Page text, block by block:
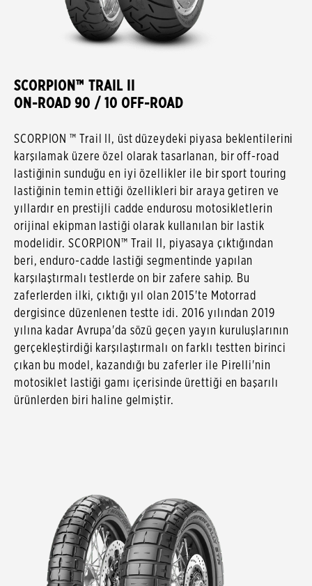
SCORPION™ TRAIL II
ON-ROAD 90 / 10 OFF-ROAD
SCORPION ™ Trail II, üst düzeydeki piyasa beklentilerini
karşılamak üzere özel olarak tasarlanan, bir off-road
lastiğinin sunduğu en iyi özellikler ile bir sport touring
lastiğinin temin ettiği özellikleri bir araya getiren ve
yıllardır en prestijli cadde endurosu motosikletlerin
orijinal ekipman lastiği olarak kullanılan bir lastik
modelidir. SCORPION™ Trail II, piyasaya çıktığından
beri, enduro-cadde lastiği segmentinde yapılan
karşılaştırmalı testlerde on bir zafere sahip. Bu
zaferlerden ilki, çıktığı yıl olan 2015'te Motorrad
dergisince düzenlenen testte idi. 2016 yılından 2019
yılına kadar Avrupa'da sözü geçen yayın kuruluşlarının
gerçekleştirdiği karşılaştırmalı on farklı testten birinci
çıkan bu model, kazandığı bu zaferler ile Pirelli'nin
motosiklet lastiği gamı içerisinde ürettiği en başarılı
ürünlerden biri haline gelmiştir.